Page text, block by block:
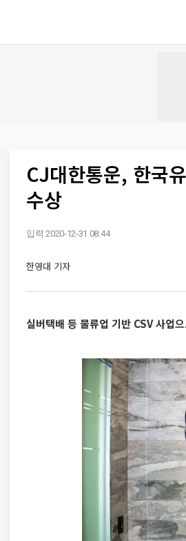
CJ대한통운, 한국
수상
입력 2020-12-31 08:44
한영대 기자
실버택배 등 물류업 기반 CSV 사업